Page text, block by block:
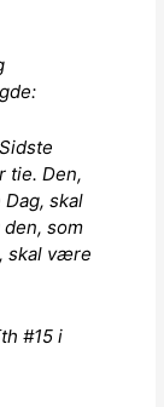
tie. Den,
skal
som
skal være
#15 i